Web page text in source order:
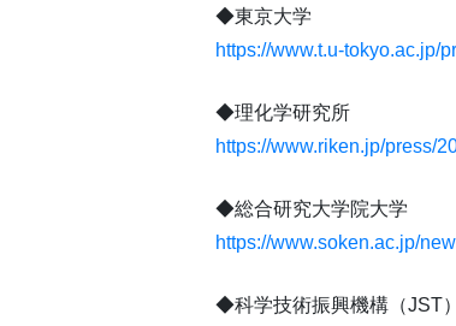
◆東京大学
https://www.t.u-tokyo.ac.jp/
◆理化学研究所
https://www.riken.jp/press/
◆総合研究大学院大学
https://www.soken.ac.jp/
◆科学技術振興機構（JST）